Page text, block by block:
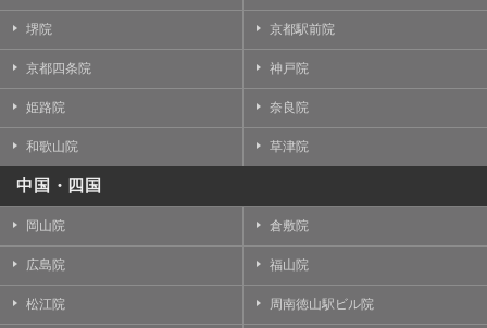
堺院 京都駅前院
京都四条院 神戸院
姫路院 奈良院
和歌山院 草津院
中国・四国
岡山院 倉敷院
広島院 福山院
松江院 周南徳山駅ビル院